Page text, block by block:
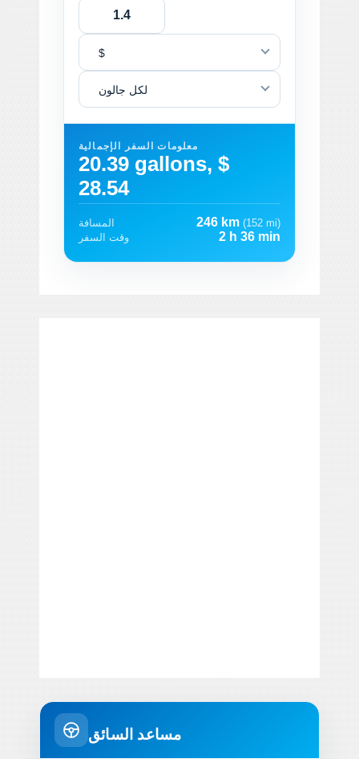
$
لكل جالون
معلومات السفر الإجمالية
20.39 gallons, $
28.54
المسافة 246 km (152 mi)
وقت السفر
2 h 36 min
مساعد السائق